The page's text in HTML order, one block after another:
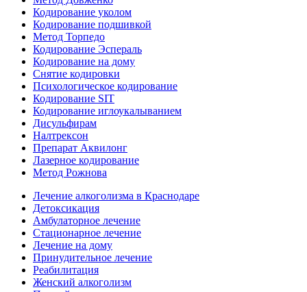
Кодирование уколом
Кодирование подшивкой
Метод Торпедо
Кодирование Эспераль
Кодирование на дому
Снятие кодировки
Психологическое кодирование
Кодирование SIT
Кодирование иглоукалыванием
Дисульфирам
Налтрексон
Препарат Аквилонг
Лазерное кодирование
Метод Рожнова
Лечение алкоголизма в Краснодаре
Детоксикация
Амбулаторное лечение
Стационарное лечение
Лечение на дому
Принудительное лечение
Реабилитация
Женский алкоголизм